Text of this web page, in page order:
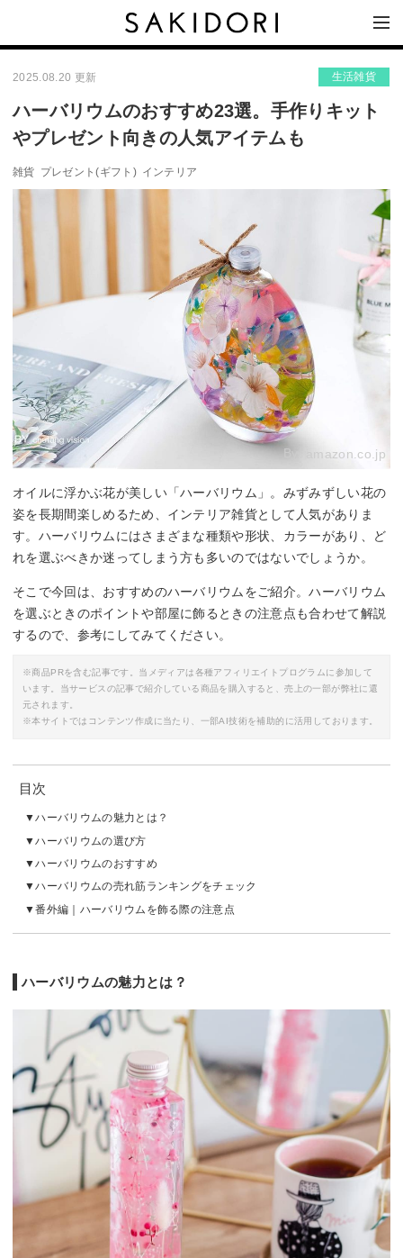
2025.08.20 更新 生活雑貨
ハーバリウムのおすすめ23選。手作りキット
やプレゼント向きの人気アイテムも
雑貨 プレゼント(ギフト) インテリア
By: amazon.co.jp
オイルに浮かぶ花が美しい「ハーバリウム」。みずみずしい花の
姿を長期間楽しめるため、インテリア雑貨として人気がありま
す。ハーバリウムにはさまざまな種類や形状、カラーがあり、ど
れを選ぶべきか迷ってしまう方も多いのではないでしょうか。
そこで今回は、おすすめのハーバリウムをご紹介。ハーバリウム
を選ぶときのポイントや部屋に飾るときの注意点も合わせて解説
するので、参考にしてみてください。
※商品PRを含む記事です。当メディアは各種アフィリエイトプログラムに参加して
います。当サービスの記事で紹介している商品を購入すると、売上の一部が弊社に還
元されます。
※本サイトではコンテンツ作成に当たり、一部AI技術を補助的に活用しております。
目次
ハーバリウムの魅力とは？
ハーバリウムの選び方
ハーバリウムのおすすめ
ハーバリウムの売れ筋ランキングをチェック
番外編｜ハーバリウムを飾る際の注意点
ハーバリウムの魅力とは？